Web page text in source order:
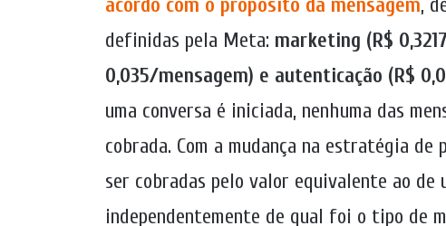
acordo com o propósito da mensagem,
definidas pela Meta: marketing (R$
0,035/mensagem) e autenticação (R$
uma conversa é iniciada, nenhuma das
cobrada. Com a mudança na estratégia
ser cobradas pelo valor equivalente ao de
independentemente de qual foi o tipo de